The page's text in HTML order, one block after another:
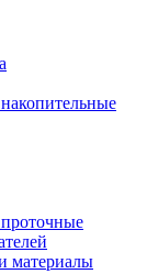
проточные
материалы